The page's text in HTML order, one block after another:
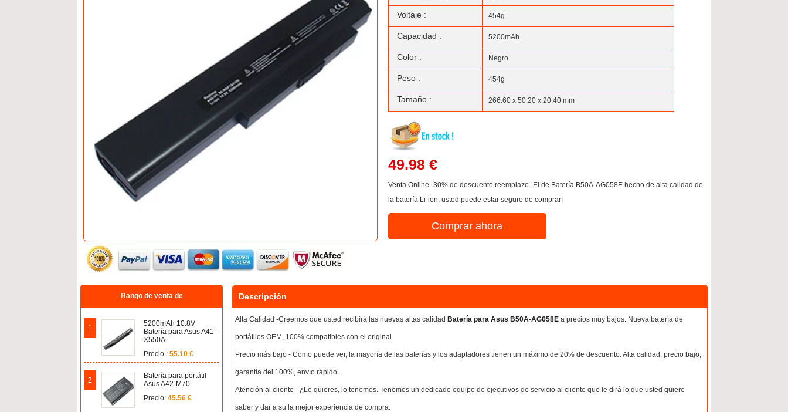
Voltaje : 454g
Capacidad : 5200mAh
Color : Negro
Peso : 454g
Tamaño : 266.60 x 50.20 x 20.40 mm
49.98 €
Venta Online -30% de descuento reemplazo -El de Batería B50A-AG058E hecho de alta calidad de
la batería Li-ion, usted puede estar seguro de comprar!
Comprar ahora
Descripción
Alta Calidad -Creemos que usted recibirá las nuevas altas calidad Batería para Asus B50A-AG058E a precios muy bajos. Nueva batería de
portátiles OEM, 100% compatibles con el original.
Precio más bajo - Como puede ver, la mayoría de las baterías y los adaptadores tienen un máximo de 20% de descuento. Alta calidad, precio bajo,
garantía del 100%, envío rápido.
Atención al cliente - ¿Lo quieres, lo tenemos. Tenemos un dedicado equipo de ejecutivos de servicio al cliente que le dirá lo que usted quiere
saber y dar a su la mejor experiencia de compra.
Rango de venta de
1
5200mAh 10.8V
Batería para Asus A41-
X550A
Precio : 55.10 €
2
Batería para portátil
Asus A42-M70
Precio: 45.56 €